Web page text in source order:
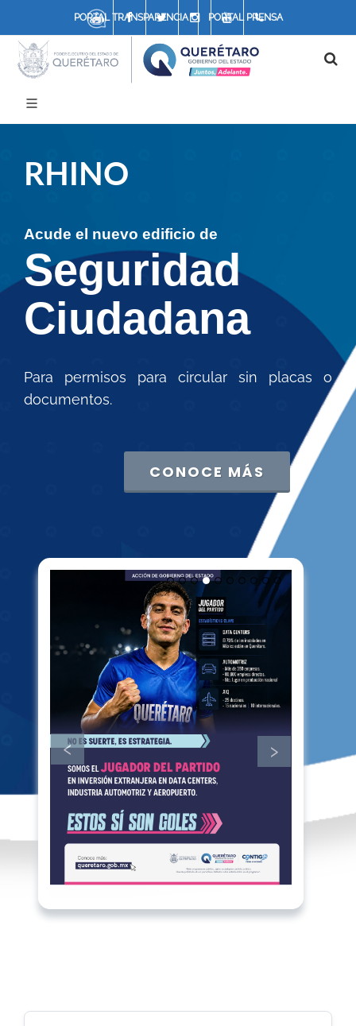
PORTAL TRANSPARENCIA PORTAL PRENSA
ChatbotFacebookTwitterInstagramYoutube4422117070
RHINO
Acude el nuevo edificio de
Seguridad
Ciudadana
Para permisos para circular sin placas o
documentos.
CONOCE MÁS